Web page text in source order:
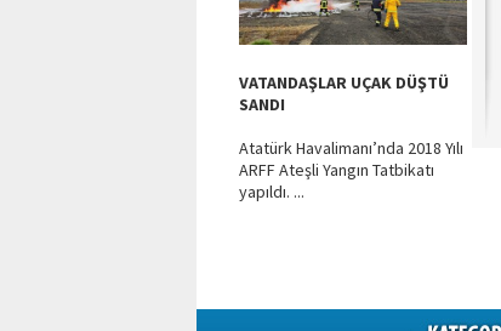
VATANDAŞLAR UÇAK DÜŞTÜ
SANDI
Atatürk Havalimanı’nda 2018 Yılı
ARFF Ateşli Yangın Tatbikatı
yapıldı. ...